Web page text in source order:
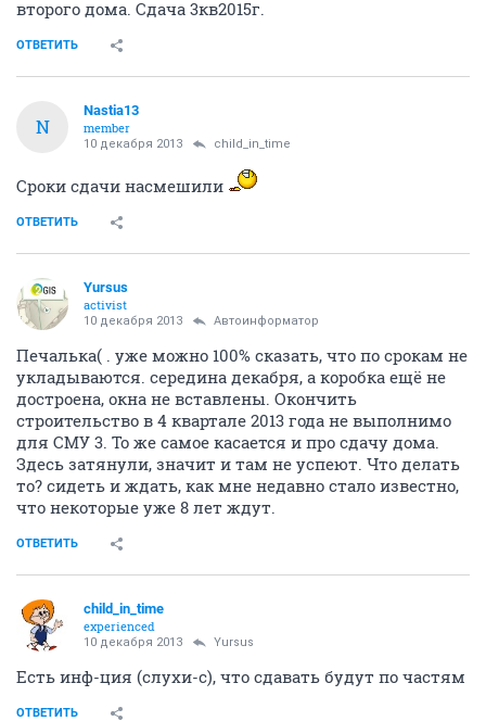
второго дома. Сдача 3кв2015г.
ОТВЕТИТЬ
N
Nastia13
member
10 декабря 2013 child_in_time
Сроки сдачи насмешили
ОТВЕТИТЬ
Yursus
activist
10 декабря 2013 Автоинформатор
Печалька( . уже можно 100% сказать, что по срокам не
укладываются. середина декабря, а коробка ещё не
достроена, окна не вставлены. Окончить
строительство в 4 квартале 2013 года не выполнимо
для СМУ 3. То же самое касается и про сдачу дома.
Здесь затянули, значит и там не успеют. Что делать
то? сидеть и ждать, как мне недавно стало известно,
что некоторые уже 8 лет ждут.
ОТВЕТИТЬ
child_in_time
experienced
10 декабря 2013 Yursus
Есть инф-ция (слухи-с), что сдавать будут по частям
ОТВЕТИТЬ